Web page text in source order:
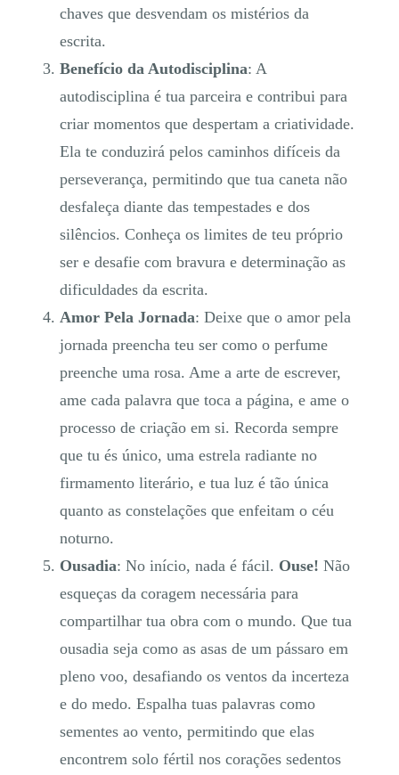
chaves que desvendam os mistérios da
escrita.
Benefício da Autodisciplina: A
autodisciplina é tua parceira e contribui para
criar momentos que despertam a criatividade.
Ela te conduzirá pelos caminhos difíceis da
perseverança, permitindo que tua caneta não
desfaleça diante das tempestades e dos
silêncios. Conheça os limites de teu próprio
ser e desafie com bravura e determinação as
dificuldades da escrita.
Amor Pela Jornada: Deixe que o amor pela
jornada preencha teu ser como o perfume
preenche uma rosa. Ame a arte de escrever,
ame cada palavra que toca a página, e ame o
processo de criação em si. Recorda sempre
que tu és único, uma estrela radiante no
firmamento literário, e tua luz é tão única
quanto as constelações que enfeitam o céu
noturno.
Ousadia: No início, nada é fácil. Ouse! Não
esqueças da coragem necessária para
compartilhar tua obra com o mundo. Que tua
ousadia seja como as asas de um pássaro em
pleno voo, desafiando os ventos da incerteza
e do medo. Espalha tuas palavras como
sementes ao vento, permitindo que elas
encontrem solo fértil nos corações sedentos